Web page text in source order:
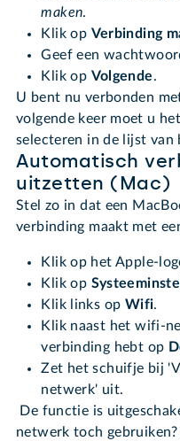
maken.
Klik op Verbinding
Geef een
Klik op Volgende.
U bent nu verbonden
volgende keer moet u
selecteren in de lijst van
Automatisch
uitzetten (Mac)
Stel zo in dat een
verbinding maakt met
Klik op het Apple-
Klik op
Klik links op Wifi.
Klik naast het wifi-
verbinding hebt op
Zet het schuifje bij
netwerk' uit.
De functie is
netwerk toch